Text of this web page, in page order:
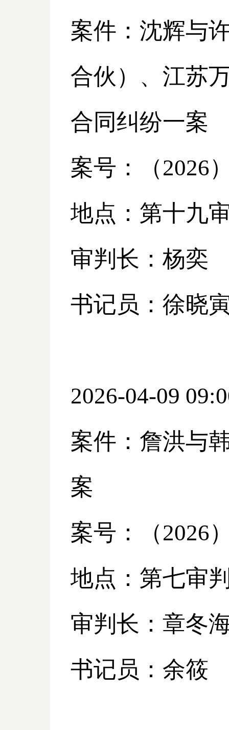
案件：沈辉与
合伙）、江苏
合同纠纷一案
案号：（2026
地点：第十九
审判长：杨奕
书记员：徐晓
2026-04-09
案件：詹洪与
案
案号：（2026
地点：第七审
审判长：章冬
书记员：余筱